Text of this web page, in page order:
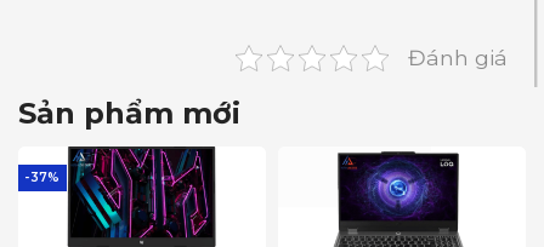
Đánh giá
Sản phẩm mới
-37%